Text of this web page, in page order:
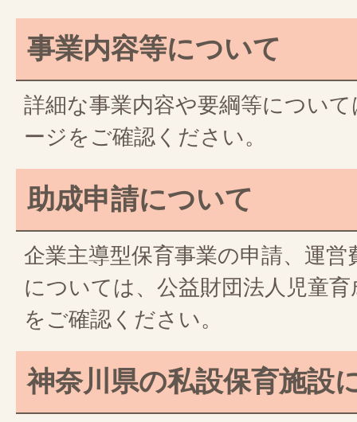
事業内容等について
詳細な事業内容や要綱等につい
ージをご確認ください。
助成申請について
企業主導型保育事業の申請、運
については、公益財団法人児童
をご確認ください。
神奈川県の私設保育施設